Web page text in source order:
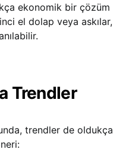
ekonomik bir çözüm
el dolap veya askılar,
Trendler
trendler de oldukça